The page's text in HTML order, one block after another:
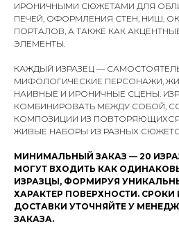
ИРОНИЧНЫМИ СЮЖЕТАМИ ДЛЯ
ПЕЧЕЙ, ОФОРМЛЕНИЯ СТЕН, НИШ,
ПОРТАЛОВ, А ТАКЖЕ КАК
ЭЛЕМЕНТЫ.
КАЖДЫЙ ИЗРАЗЕЦ —
МИФОЛОГИЧЕСКИЕ ПЕРСОНАЖИ,
НАИВНЫЕ И ИРОНИЧНЫЕ СЦЕНЫ.
КОМБИНИРОВАТЬ МЕЖДУ СОБОЙ,
КОМПОЗИЦИИ ИЗ ПОВТОРЯЮЩИХСЯ
ЖИВЫЕ НАБОРЫ ИЗ РАЗНЫХ
МИНИМАЛЬНЫЙ ЗАКАЗ — 20
МОГУТ ВХОДИТЬ КАК
ИЗРАЗЦЫ, ФОРМИРУЯ
ХАРАКТЕР ПОВЕРХНОСТИ. СРОКИ
ДОСТАВКИ УТОЧНЯЙТЕ У
ЗАКАЗА.